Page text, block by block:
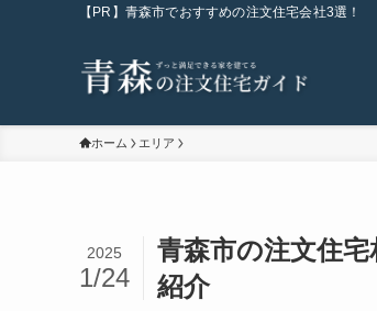
【PR】青森市でおすすめの注文住宅会社3選！
ホーム エリア
青森市の注文住
紹介
2025
1/24